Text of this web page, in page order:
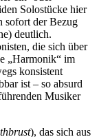
Solostücke hier
sofort der Bezug
deutlich.
die sich über
„Harmonik“ im
konsistent
ist – so absurd
Musiker
), das sich aus